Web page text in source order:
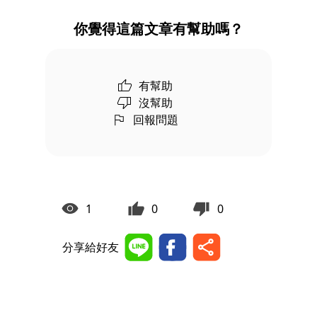
你覺得這篇文章有幫助嗎？
有幫助
沒幫助
回報問題
1 0 0
分享給好友